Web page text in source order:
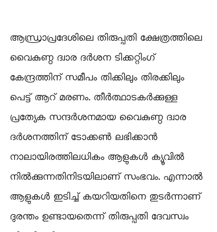
ആന്ധ്രാപ്രദേശിലെ തിരുപ്പതി ക്ഷേത്രത്തിലെ
വൈകുണ്ഠ ദ്വാര ദർശന ടിക്കറ്റിംഗ്
കേന്ദ്രത്തിന് സമീപം തിക്കിലും തിരക്കിലും
പെട്ട് ആറ് മരണം. തീർത്ഥാടകർക്കുള്ള
പ്രത്യേക സന്ദർശനമായ വൈകുണ്ഠ ദ്വാര
ദർശനത്തിന് ടോക്കൺ ലഭിക്കാൻ
നാലായിരത്തിലധികം ആളുകൾ ക്യൂവിൽ
നിൽക്കുന്നതിനിടയിലാണ് സംഭവം. എന്നാൽ
ആളുകൾ ഇടിച്ച് കയറിയതിനെ തുടർന്നാണ്
ദുരന്തം ഉണ്ടായതെന്ന് തിരുപ്പതി ദേവസ്വം